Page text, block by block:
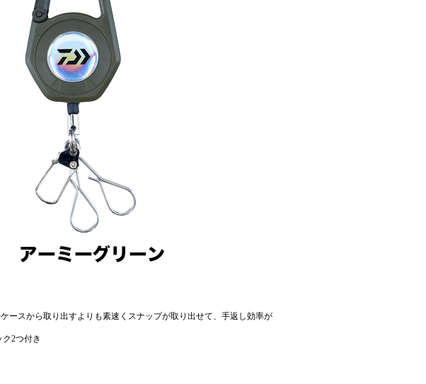
ースから取り出すよりも素速くスナップが取り出せて、手返し効率が
2つ付き